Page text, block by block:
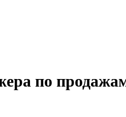
по